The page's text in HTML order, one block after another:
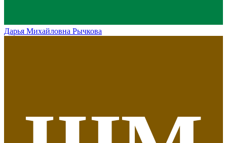
Дарья Михайловна Рычкова